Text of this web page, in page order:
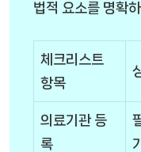
법적 요소를 명확
체크리스트
항목
의료기관 등
록